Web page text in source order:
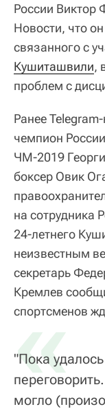
России Виктор
Новости, что
связанного с
Кушиташвили,
проблем с
Ранее
чемпион
ЧМ-2019
боксер Овик
на сотрудника
24-летнего
неизвестным
секретарь
Кремлев
спортсменов
«
"Пока
могло